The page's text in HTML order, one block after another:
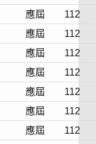
應屆
112
應屆
112
應屆
112
應屆
112
應屆
112
應屆
112
應屆
112